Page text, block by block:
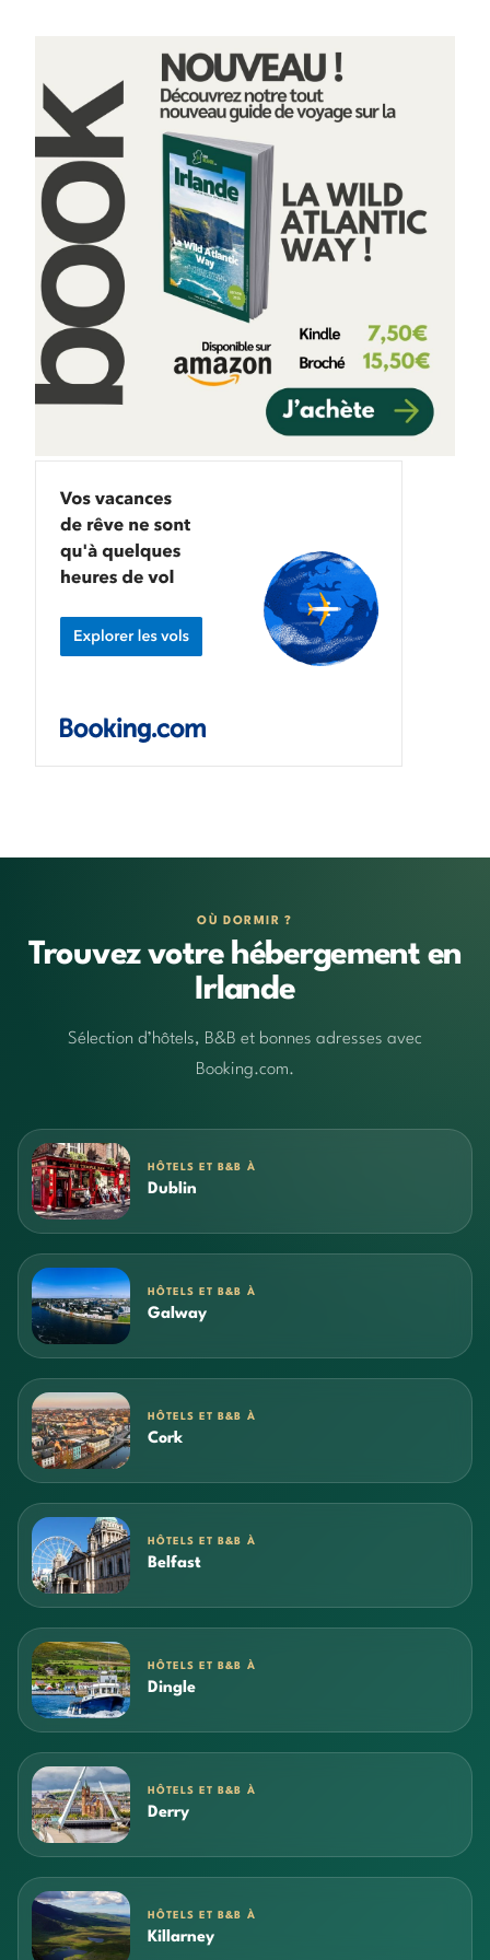
OÙ DORMIR ?
Trouvez votre hébergement en
Irlande
Sélection d’hôtels, B&B et bonnes adresses avec
Booking.com.
HÔTELS ET B&B À
Dublin
HÔTELS ET B&B À
Galway
HÔTELS ET B&B À
Cork
HÔTELS ET B&B À
Belfast
HÔTELS ET B&B À
Dingle
HÔTELS ET B&B À
Derry
HÔTELS ET B&B À
Killarney